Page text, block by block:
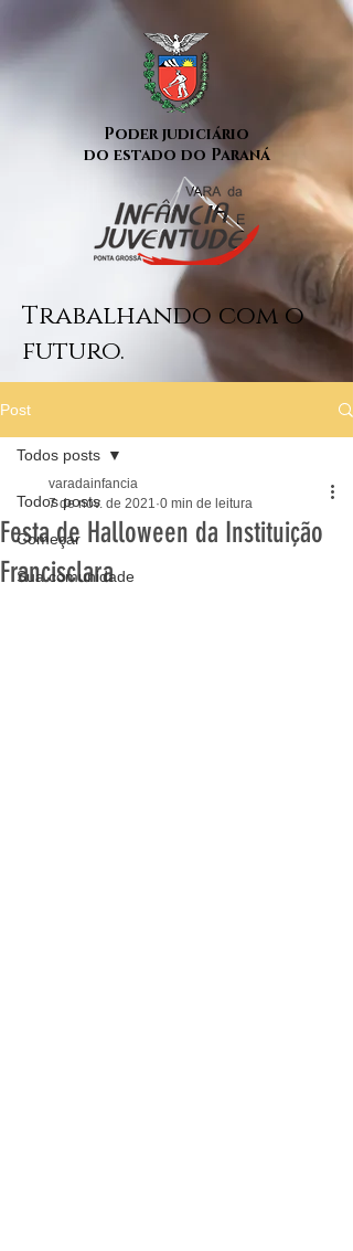
Poder judiciário
do estado do Paraná
Trabalhando com o
futuro.
Post
Todos posts
Começar
Sua comunidade
Todos posts
Festa de Halloween da Instituição
Francisclara
varadainfancia
7 de nov. de 2021 0 min de leitura